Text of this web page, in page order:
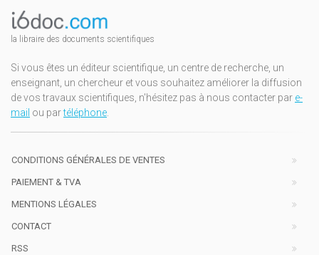
la libraire des documents scientifiques
Si vous êtes un éditeur scientifique, un centre de recherche, un
enseignant, un chercheur et vous souhaitez améliorer la diffusion
de vos travaux scientifiques, n'hésitez pas à nous contacter par e-
mail ou partéléphone.
CONDITIONS GÉNÉRALES DE VENTES
PAIEMENT & TVA
MENTIONS LÉGALES
CONTACT
RSS